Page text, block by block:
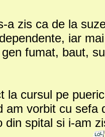
a zis ca de la
iar
fumat, baut,
la cursul pe
am vorbit cu sefa
din spital si i-am